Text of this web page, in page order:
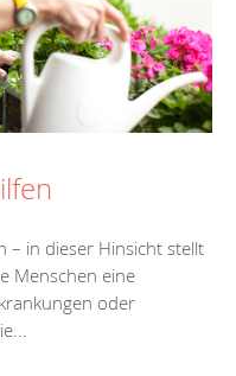
– in dieser Hinsicht stellt
Menschen eine
oder